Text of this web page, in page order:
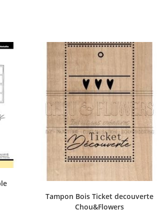
Tampon Bois Ticket decouverte
Chou&Flowers